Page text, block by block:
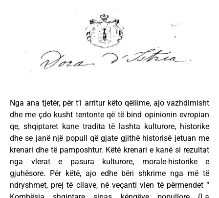
Nga ana tjetër, për t’i arritur këto qëllime, ajo vazhdimisht
dhe me çdo kusht tentonte që të bind opinionin evropian
qe, shqiptaret kane tradita të lashta kulturore, historike
dhe se janë një popull që gjate gjithë historisë jetuan me
krenari dhe të pamposhtur. Këtë krenari e kanë si rezultat
nga vlerat e pasura kulturore, morale-historike e
gjuhësore. Për këtë, ajo edhe bëri shkrime nga më të
ndryshmet, prej të cilave, në veçanti vlen të përmendet “